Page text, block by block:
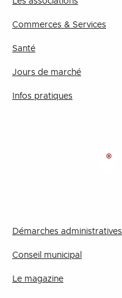
Commerces & Services
Santé
Jours de marché
Infos pratiques
Démarches administratives
Conseil municipal
Le magazine